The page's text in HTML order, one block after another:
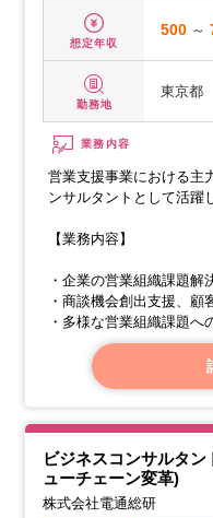
想定年収
500 ～
勤務地
東京都
業務内容
営業支援事業における主
ンサルタントとして活躍
【業務内容】
・企業の営業組織課題解
・商談機会創出支援、顧
・多様な営業組織課題へ
・戦略策定から実行管理
ビジネスコンサルタ
ューチェーン変革)
株式会社電通総研